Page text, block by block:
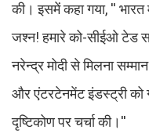
की। इसमें कहा गया, ''
जश्न! हमारे को-सीईओ टेड
नरेन्द्र मोदी से मिलना
और एंटरटेनमेंट इंडस्ट्री को
दृष्टिकोण पर चर्चा की।''